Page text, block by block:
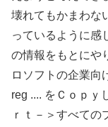
壊れてもかまわな
っているように感
の情報をもとにや
ロソフトの企業向
reg .... をＣｏｐｙ
ｒｔ－＞すべて